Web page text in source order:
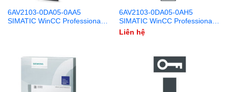
6AV2103-0DA05-0AA5
SIMATIC WinCC Professional
6AV2103-0DA05-0AH5
SIMATIC WinCC Professional
512 PowerTags V15.1
Download
Liên hệ